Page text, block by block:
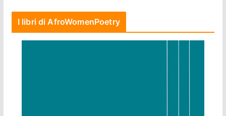
I libri di AfroWomenPoetry